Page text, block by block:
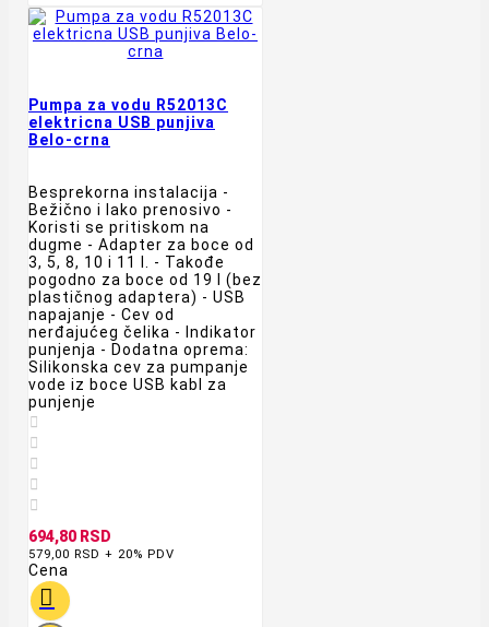
Pumpa za vodu R52013C
elektricna USB punjiva
Belo-crna
Besprekorna instalacija -
Bežično i lako prenosivo -
Koristi se pritiskom na
dugme - Adapter za boce od
3, 5, 8, 10 i 11 l. - Takođe
pogodno za boce od 19 l (bez
plastičnog adaptera) - USB
napajanje - Cev od
nerđajućeg čelika - Indikator
punjenja - Dodatna oprema:
Silikonska cev za pumpanje
vode iz boce USB kabl za
punjenje





694,80 RSD
579,00 RSD + 20% PDV
Cena
